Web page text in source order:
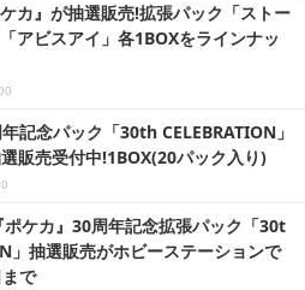
カ』が抽選販売!拡張パック「ストー
アビスアイ」各1BOXをラインナッ
年記念パック「30th CELEBRATION」
販売受付中!1BOX(20パック入り)
ポケカ』30周年記念拡張パック「30t
」抽選販売がホビーステーションで
で